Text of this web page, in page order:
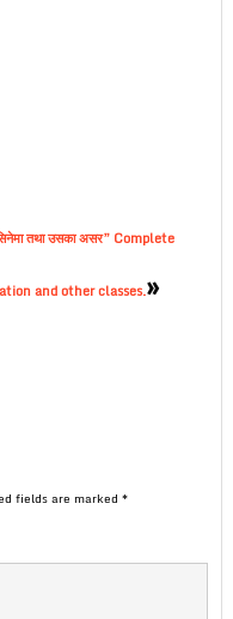
तथा उसका असर” Complete
and other classes.»
fields are marked *